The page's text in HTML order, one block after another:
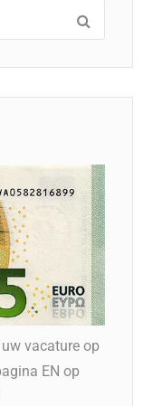
vacature op
EN op